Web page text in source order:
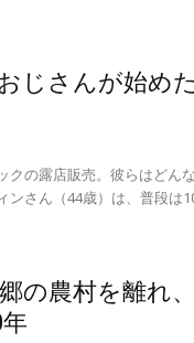
じさんが始め
クの露店販売。彼らはどん
ンさん（44歳）は、普段は
の農村を離れ